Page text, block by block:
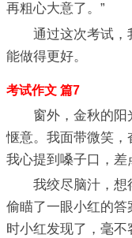
再粗心大意了。”
通过这次考试，
能做得更好。
考试作文 篇7
窗外，金秋的阳
惬意。我面带微笑
我心提到嗓子口，差
我绞尽脑汁，想
偷瞄了一眼小红的
时小红发现了，毫不